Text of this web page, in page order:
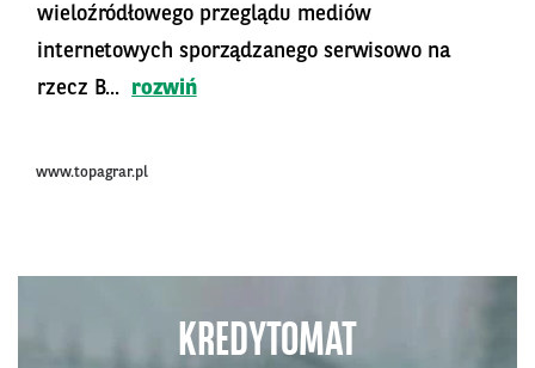
wieloźródłowego przeglądu mediów
internetowych sporządzanego serwisowo na
rzecz B...
rozwiń
www.topagrar.pl
KREDYTOMAT